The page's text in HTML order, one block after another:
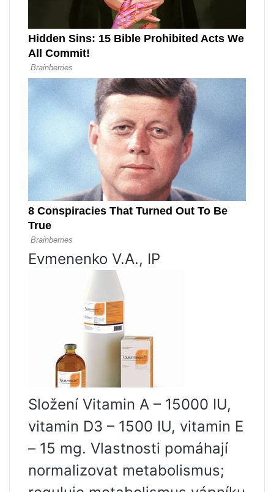
Evmenenko V.A., IP
Složení Vitamin A – 15000 IU,
vitamin D3 – 1500 IU, vitamin E
– 15 mg. Vlastnosti pomáhají
normalizovat metabolismus;